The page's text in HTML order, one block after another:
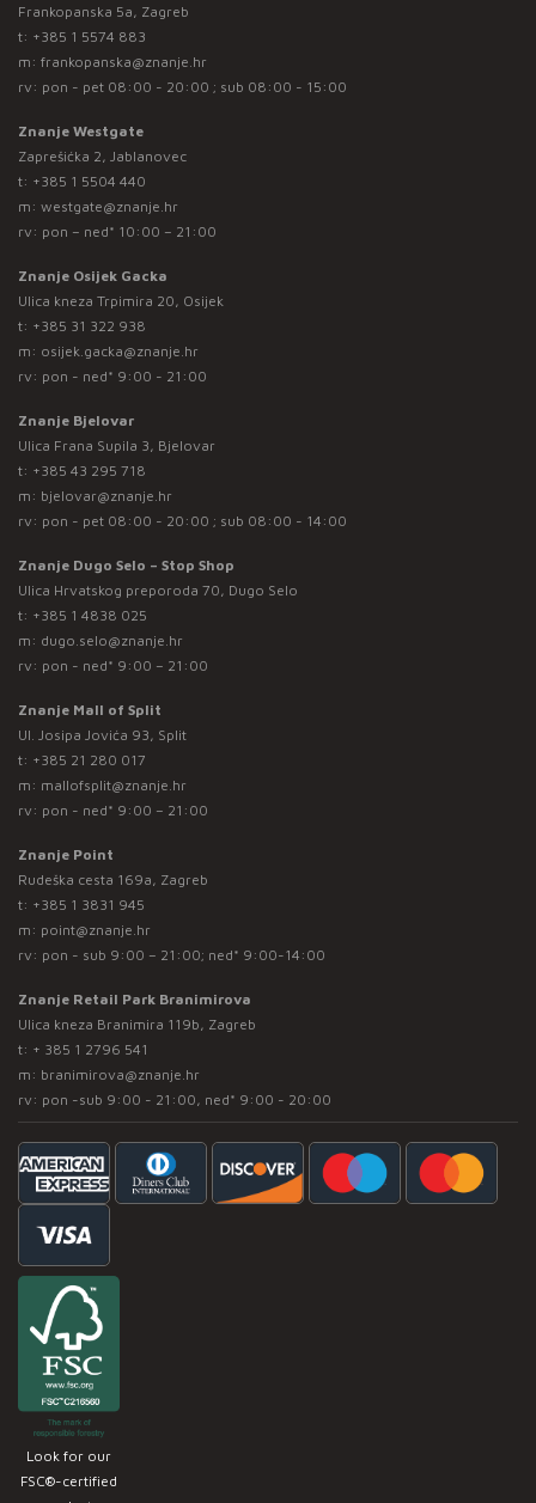
Frankopanska 5a, Zagreb
t: +385 1 5574 883
m: frankopanska@znanje.hr
rv: pon - pet 08:00 - 20:00 ; sub 08:00 - 15:00
Znanje Westgate
Zaprešićka 2, Jablanovec
t: +385 1 5504 440
m: westgate@znanje.hr
rv: pon – ned* 10:00 – 21:00
Znanje Osijek Gacka
Ulica kneza Trpimira 20, Osijek
t: +385 31 322 938
m: osijek.gacka@znanje.hr
rv: pon - ned* 9:00 - 21:00
Znanje Bjelovar
Ulica Frana Supila 3, Bjelovar
t: +385 43 295 718
m: bjelovar@znanje.hr
rv: pon - pet 08:00 - 20:00 ; sub 08:00 - 14:00
Znanje Dugo Selo – Stop Shop
Ulica Hrvatskog preporoda 70, Dugo Selo
t: +385 1 4838 025
m: dugo.selo@znanje.hr
rv: pon - ned* 9:00 – 21:00
Znanje Mall of Split
Ul. Josipa Jovića 93, Split
t: +385 21 280 017
m: mallofsplit@znanje.hr
rv: pon - ned* 9:00 – 21:00
Znanje Point
Rudeška cesta 169a, Zagreb
t: +385 1 3831 945
m: point@znanje.hr
rv: pon - sub 9:00 – 21:00; ned* 9:00-14:00
Znanje Retail Park Branimirova
Ulica kneza Branimira 119b, Zagreb
t: + 385 1 2796 541
m: branimirova@znanje.hr
rv: pon -sub 9:00 - 21:00, ned* 9:00 - 20:00
Look for our
FSC®-certified